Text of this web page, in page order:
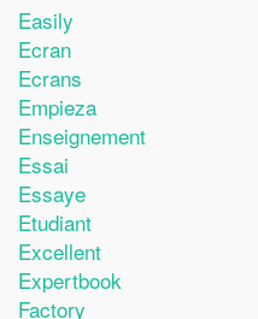
Easily
Ecran
Ecrans
Empieza
Enseignement
Essai
Essaye
Etudiant
Excellent
Expertbook
Factory